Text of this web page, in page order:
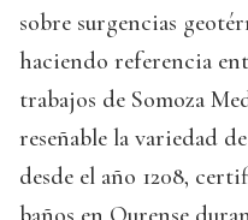
sobre surgencias
haciendo referencia
trabajos de Somoza
reseñable la variedad
desde el año 1208,